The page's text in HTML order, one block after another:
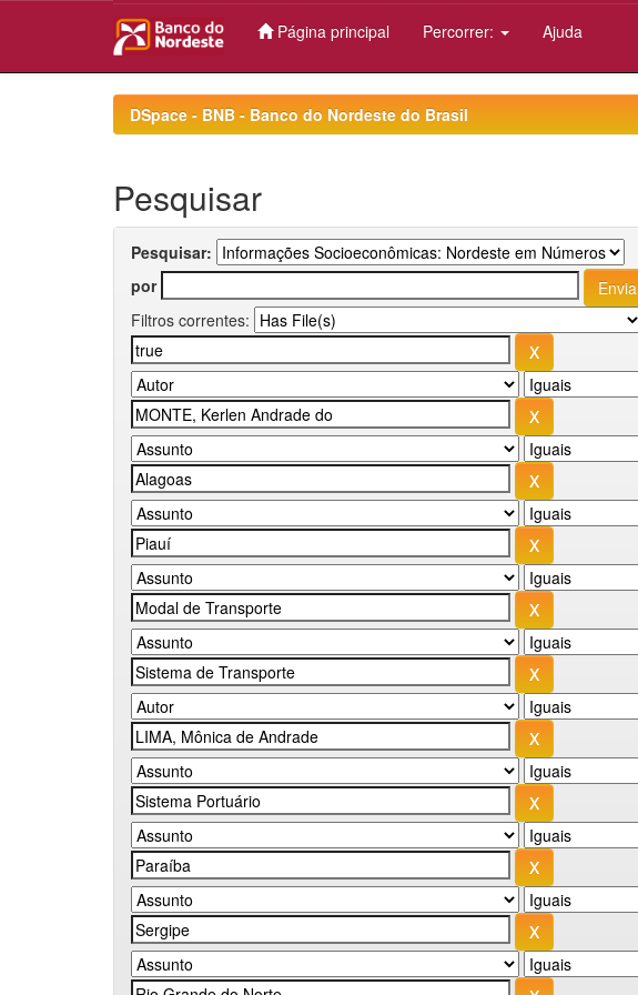
Página principal Percorrer: Ajuda
DSpace - BNB - Banco do Nordeste do Brasil
Pesquisar
Pesquisar:
por
Filtros correntes: